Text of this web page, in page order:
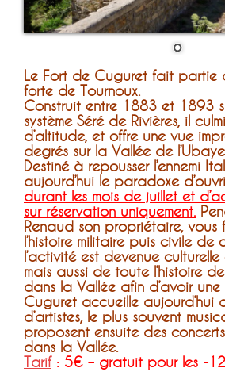
Le Fort de Cuguret fait partie
forte de Tournoux.
Construit entre 1883 et 1893
système Séré de Rivières, il
d’altitude, et offre une vue
degrés sur la Vallée de
Destiné à repousser l’ennemi
aujourd’hui le paradoxe
durant les mois de juillet et
sur réservation uniquement.
Renaud son propriétaire,
l’histoire militaire puis civile de
l’activité est devenue
mais aussi de toute l’histoire
dans la Vallée afin d’avoir
Cuguret accueille aujourd’hui
d’artistes, le plus souvent
proposent ensuite des
dans la Vallée.
Tarif: 5€ – gratuit pour les -